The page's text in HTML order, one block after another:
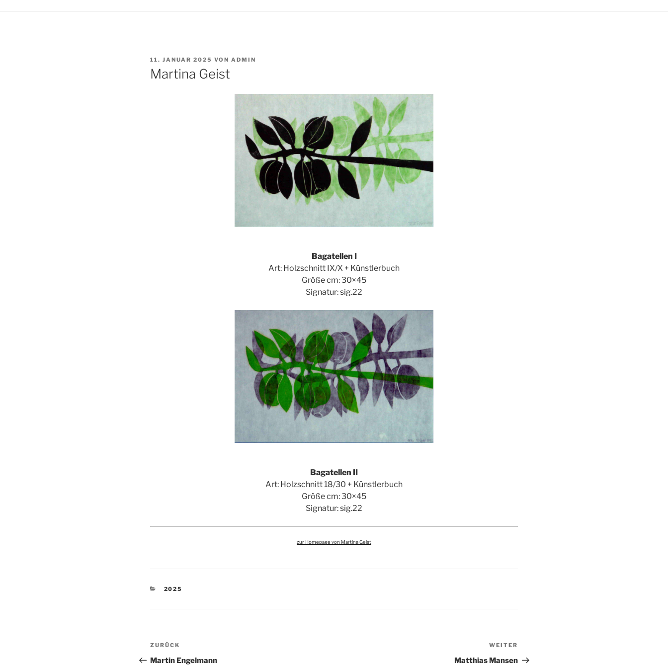
VERÖFFENTLICHT
AM
11. JANUAR 2025 VON ADMIN
Martina Geist
Bagatellen I
Art: Holzschnitt IX/X + Künstlerbuch
Größe cm: 30×45
Signatur: sig.22
Bagatellen II
Art: Holzschnitt 18/30 + Künstlerbuch
Größe cm: 30×45
Signatur: sig.22
zur Homepage von Martina Geist
KATEGORIEN
2025
Beitragsnavigation
Vorheriger
Beitrag
ZURÜCK
Martin Engelmann
Beitrag
WEITER
Matthias Mansen